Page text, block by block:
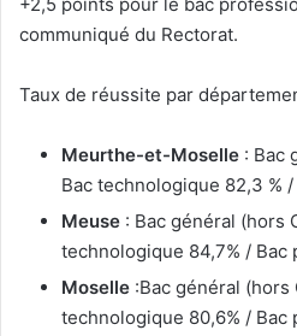
+2,5 points pour le bac
communiqué du Rectorat.
Taux de réussite par
Meurthe-et-Moselle : Bac
Bac technologique 82,3 %
Meuse : Bac général (hors
technologique 84,7% / Bac
Moselle :Bac général (hors
technologique 80,6% / Bac